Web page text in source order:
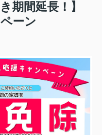
期間延長！】
ーン